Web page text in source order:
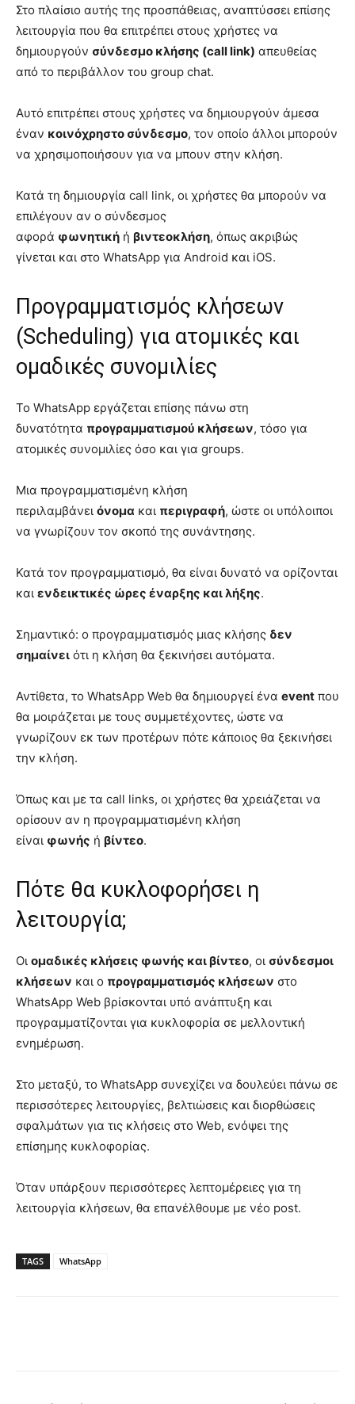
Στο πλαίσιο αυτής της προσπάθειας, αναπτύσσει επίσης
λειτουργία που θα επιτρέπει στους χρήστες να
δημιουργούν σύνδεσμο κλήσης (call link) απευθείας
από το περιβάλλον του group chat.
Αυτό επιτρέπει στους χρήστες να δημιουργούν άμεσα
έναν κοινόχρηστο σύνδεσμο, τον οποίο άλλοι μπορούν
να χρησιμοποιήσουν για να μπουν στην κλήση.
Κατά τη δημιουργία call link, οι χρήστες θα μπορούν να
επιλέγουν αν ο σύνδεσμος
αφορά φωνητική ή βιντεοκλήση, όπως ακριβώς
γίνεται και στο WhatsApp για Android και iOS.
Προγραμματισμός κλήσεων
(Scheduling) για ατομικές και
ομαδικές συνομιλίες
Το WhatsApp εργάζεται επίσης πάνω στη
δυνατότητα προγραμματισμού κλήσεων, τόσο για
ατομικές συνομιλίες όσο και για groups.
Μια προγραμματισμένη κλήση
περιλαμβάνει όνομα και περιγραφή, ώστε οι υπόλοιποι
να γνωρίζουν τον σκοπό της συνάντησης.
Κατά τον προγραμματισμό, θα είναι δυνατό να ορίζονται
και ενδεικτικές ώρες έναρξης και λήξης.
Σημαντικό: ο προγραμματισμός μιας κλήσης δεν
σημαίνει ότι η κλήση θα ξεκινήσει αυτόματα.
Αντίθετα, το WhatsApp Web θα δημιουργεί ένα event που
θα μοιράζεται με τους συμμετέχοντες, ώστε να
γνωρίζουν εκ των προτέρων πότε κάποιος θα ξεκινήσει
την κλήση.
Όπως και με τα call links, οι χρήστες θα χρειάζεται να
ορίσουν αν η προγραμματισμένη κλήση
είναι φωνής ή βίντεο.
Πότε θα κυκλοφορήσει η
λειτουργία;
Οι ομαδικές κλήσεις φωνής και βίντεο, οι σύνδεσμοι
κλήσεων και ο προγραμματισμός κλήσεων στο
WhatsApp Web βρίσκονται υπό ανάπτυξη και
προγραμματίζονται για κυκλοφορία σε μελλοντική
ενημέρωση.
Στο μεταξύ, το WhatsApp συνεχίζει να δουλεύει πάνω σε
περισσότερες λειτουργίες, βελτιώσεις και διορθώσεις
σφαλμάτων για τις κλήσεις στο Web, ενόψει της
επίσημης κυκλοφορίας.
Όταν υπάρξουν περισσότερες λεπτομέρειες για τη
λειτουργία κλήσεων, θα επανέλθουμε με νέο post.
TAGS WhatsApp